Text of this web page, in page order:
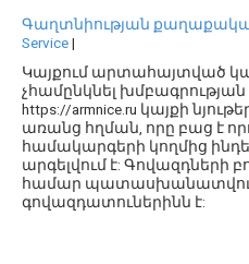
Գաղտնիության
Service|
Կայքում արտահայտված
չհամընկնել
https://armnice.ru կայքի
առանց հղման, որը բաց է
համակարգերի կողմից
արգելվում է: Գովազդների
համար
գովազդատուներինն է: